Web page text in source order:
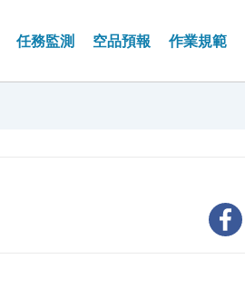
任務監測 空品預報 作業規範